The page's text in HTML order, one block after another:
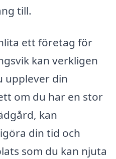
till.
ett företag för
kan verkligen
upplever din
om du har en stor
kan
din tid och
som du kan njuta